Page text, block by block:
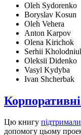
Oleh Sydorenko
Boryslav Kosun
Oleh Vehera
Anton Karpov
Olena Kirichok
Serhii
Oleksii Didenko
Vasyl Kydyba
Ivan Shcherbak
Цю книгу підтримали
допомогу цьому